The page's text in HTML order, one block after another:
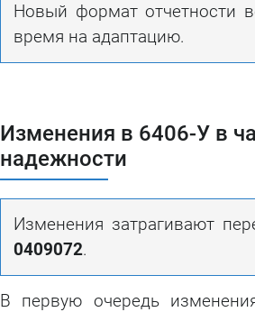
Новый формат отчетности
время на адаптацию.
Изменения в 6406-У в
надежности
Изменения затрагивают
0409072.
В первую очередь